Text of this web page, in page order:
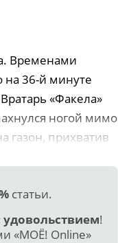
Временами
на 36-й минуте
«Факела»
ногой мимо
газон, прихватив
статьи.
удовольствием!
«МОЁ! Online»